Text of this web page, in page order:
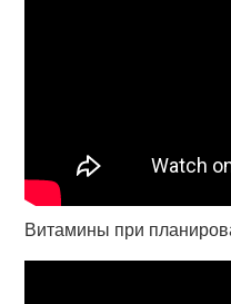
Витамины при